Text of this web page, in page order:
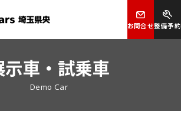
お問合せ整備予約
示車・試乗車
Demo Car